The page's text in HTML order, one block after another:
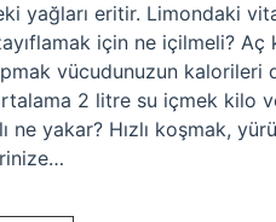
yağları eritir. Limondaki
için ne içilmeli?
vücudunuzun kalorileri
2 litre su içmek kilo
ne yakar? Hızlı koşmak,